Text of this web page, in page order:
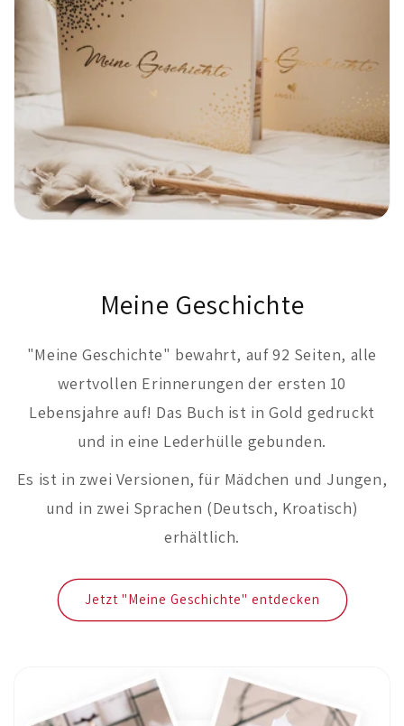
Meine Geschichte
"Meine Geschichte" bewahrt, auf 92 Seiten, alle
wertvollen Erinnerungen der ersten 10
Lebensjahre auf! Das Buch ist in Gold gedruckt
und in eine Lederhülle gebunden.
Es ist in zwei Versionen, für Mädchen und Jungen,
und in zwei Sprachen (Deutsch, Kroatisch)
erhältlich.
Jetzt "Meine Geschichte" entdecken